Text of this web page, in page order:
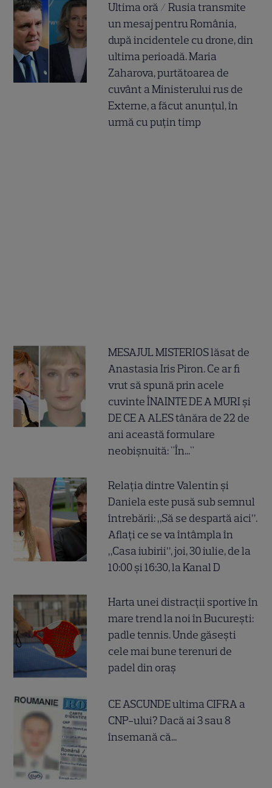
Ultima oră / Rusia transmite
un mesaj pentru România,
după incidentele cu drone, din
ultima perioadă. Maria
Zaharova, purtătoarea de
cuvânt a Ministerului rus de
Externe, a făcut anunțul, în
urmă cu puțin timp
MESAJUL MISTERIOS lăsat de
Anastasia Iris Piron. Ce ar fi
vrut să spună prin acele
cuvinte ÎNAINTE DE A MURI și
DE CE A ALES tânăra de 22 de
ani această formulare
neobișnuită: "În..."
Relația dintre Valentin și
Daniela este pusă sub semnul
întrebării: „Să se despartă aici”.
Aflați ce se va întâmpla în
„Casa iubirii”, joi, 30 iulie, de la
10:00 și 16:30, la Kanal D
Harta unei distracții sportive în
mare trend la noi în București:
padle tennis. Unde găsești
cele mai bune terenuri de
padel din oraș
CE ASCUNDE ultima CIFRA a
CNP-ului? Dacă ai 3 sau 8
însemană că...